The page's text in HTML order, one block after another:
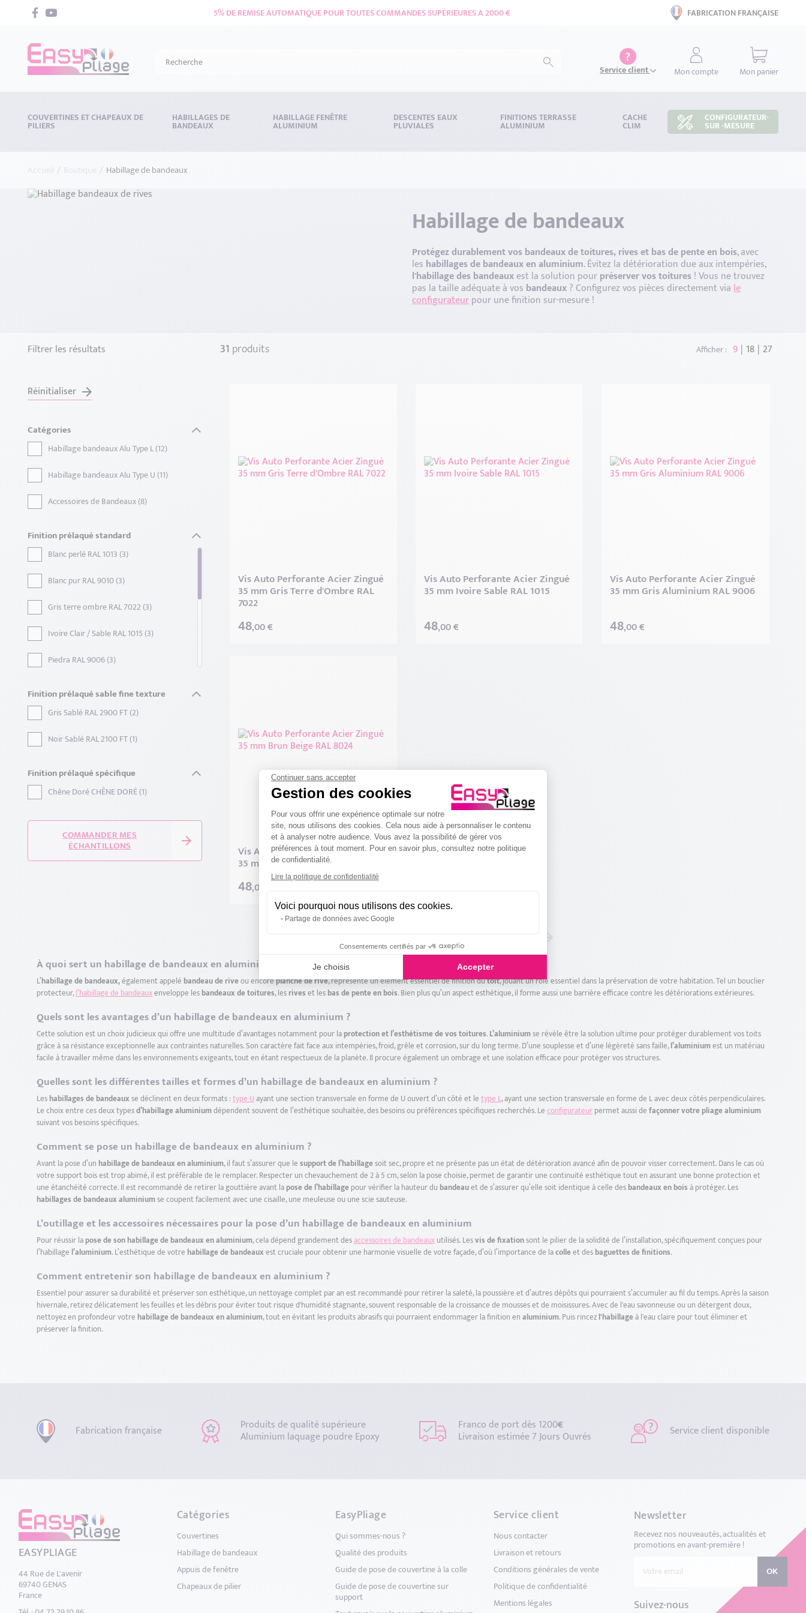
5% DE REMISE AUTOMATIQUE POUR TOUTES COMMANDES SUPÉRIEURES A 2000 € FABRICATION FRANÇAISE
?
Service client Mon compte Mon panier
COUVERTINES ET CHAPEAUX DE
PILIERS
HABILLAGES DE
BANDEAUX
HABILLAGE FENÊTRE
ALUMINIUM
DESCENTES EAUX
PLUVIALES
FINITIONS TERRASSE
ALUMINIUM
CACHE
CLIM
CONFIGURATEUR-
SUR -MESURE
Accueil Boutique Habillage de bandeaux
Habillage de bandeaux
Protégez durablement vos bandeaux de toitures, rives et bas de pente en bois, avec
les habillages de bandeaux en aluminium. Évitez la détérioration due aux intempéries,
l'habillage des bandeauxest la solution pourpréserver vos toitures! Vous ne trouvez
pas la taille adéquate à vos bandeaux? Configurez vos pièces directement viale
configurateurpour une finition sur-mesure !
Filtrer les résultats 31 produits Afficher : 9 18 27
Réinitialiser
Catégories
Habillage bandeaux Alu Type L (12)
Habillage bandeaux Alu Type U (11)
Accessoires de Bandeaux (8)
Finition prélaqué standard
Blanc perlé RAL 1013 (3)
Blanc pur RAL 9010 (3)
Gris terre ombre RAL 7022 (3)
Ivoire Clair / Sable RAL 1015 (3)
Piedra RAL 9006 (3)
Gris Anthracite RAL 7016 (2)
Gris Platine RAL 7036 (2)
Noir Foncé RAL 9005 (2)
Gris Beige RAL 7006 (1)
Finition prélaqué sable fine texture
Gris Sablé RAL 2900 FT (2)
Noir Sablé RAL 2100 FT (1)
Finition prélaqué spécifique
Chêne Doré CHÊNE DORÉ (1)
COMMANDER MES
ÉCHANTILLONS
Vis Auto Perforante Acier Zingué
35 mm Gris Terre d'Ombre RAL
7022
48,00 €
Vis Auto Perforante Acier Zingué
35 mm Ivoire Sable RAL 1015
48,00 €
Vis Auto Perforante Acier Zingué
35 mm Gris Aluminium RAL 9006
48,00 €
Vis Auto Perforante Acier Zingué
35 mm Brun Beige RAL 8024
48,00 €
Suivant
À quoi sert un habillage de bandeaux en aluminium ?
L’habillage de bandeaux,également appelé bandeau de riveou encoreplanche de rive, représente un élément essentiel de finition dutoit, jouant un rôle essentiel dans la préservation de votre habitation. Tel un bouclier
protecteur,l’habillage de bandeauxenveloppe lesbandeaux de toitures, lesriveset lesbas de pente en bois. Bien plus qu’un aspect esthétique, il forme aussi une barrière efficace contre les détériorations extérieures.
Quels sont les avantages d’un habillage de bandeaux en aluminium ?
Cette solution est un choix judicieux qui offre une multitude d’avantages notamment pour laprotection et l’esthétisme de vos toitures.L’aluminiumse révèle être la solution ultime pour protéger durablement vos toits
grâce à sa résistance exceptionnelle aux contraintes naturelles. Son caractère fait face aux intempéries, froid, grêle et corrosion, sur du long terme. D’une souplesse et d’une légèreté sans faille,l’aluminiumest un matériau
facile à travailler même dans les environnements exigeants, tout en étant respectueux de la planète. Il procure également un ombrage et une isolation efficace pour protéger vos structures.
Quelles sont les différentes tailles et formes d’un habillage de bandeaux en aluminium ?
Leshabillages de bandeauxse déclinent en deux formats :type Uayant une section transversale en forme de U ouvert d’un côté et letype L, ayant une section transversale en forme de L avec deux côtés perpendiculaires.
Le choix entre ces deux typesd’habillage aluminiumdépendent souvent de l’esthétique souhaitée, des besoins ou préférences spécifiques recherchés. Leconfigurateurpermet aussi defaçonner votre pliage aluminium
suivant vos besoins spécifiques.
Comment se pose un habillage de bandeaux en aluminium ?
Avant la pose d’un habillage de bandeaux en aluminium, il faut s’assurer que lesupport de l’habillagesoit sec, propre et ne présente pas un état de détérioration avancé afin de pouvoir visser correctement. Dans le cas où
votre support bois est trop abimé, il est préférable de le remplacer. Respecter un chevauchement de 2 à 5 cm, selon la pose choisie, permet de garantir une continuité esthétique tout en assurant une bonne protection et
une étanchéité correcte. Il est recommandé de retirer la gouttière avant lapose de l’habillagepour vérifier la hauteur du bandeauet de s’assurer qu’elle soit identique à celle desbandeaux en boisà protéger. Les
habillages de bandeaux aluminiumse coupent facilement avec une cisaille, une meuleuse ou une scie sauteuse.
L’outillage et les accessoires nécessaires pour la pose d’un habillage de bandeaux en aluminium
Pour réussir lapose de son habillage de bandeaux en aluminium, cela dépend grandement desaccessoires de bandeauxutilisés. Lesvis de fixationsont le pilier de la solidité de l’installation, spécifiquement conçues pour
l’habillage l’aluminium. L’esthétique de votre habillage de bandeauxest cruciale pour obtenir une harmonie visuelle de votre façade, d’où l’importance de lacolleet desbaguettes de finitions.
Comment entretenir son habillage de bandeaux en aluminium ?
Essentiel pour assurer sa durabilité et préserver son esthétique, un nettoyage complet par an est recommandé pour retirer la saleté, la poussière et d’autres dépôts qui pourraient s’accumuler au fil du temps. Après la saison
hivernale, retirez délicatement les feuilles et les débris pour éviter tout risque d'humidité stagnante, souvent responsable de la croissance de mousses et de moisissures. Avec de l'eau savonneuse ou un détergent doux,
nettoyez en profondeur votre habillage de bandeaux en aluminium, tout en évitant les produits abrasifs qui pourraient endommager la finition enaluminium. Puis rincezl'habillageà l'eau claire pour tout éliminer et
préserver la finition.
Fabrication française Produits de qualité supérieure
Aluminium laquage poudre Epoxy
Franco de port dès 1200€
Livraison estimée 7 Jours Ouvrés Service client disponible
EASYPLIAGE
44 Rue de L'avenir
69740 GENAS
France
Catégories
Couvertines
Habillage de bandeaux
Appuis de fenêtre
Chapeaux de pilier
EasyPliage
Qui sommes-nous ?
Qualité des produits
Guide de pose de couvertine à la colle
Guide de pose de couvertine sur
support
Service client
Nous contacter
Livraison et retours
Conditions générales de vente
Politique de confidentialité
Mentions légales
Newsletter
Recevez nos nouveautés, actualités et
promotions en avant-première !
OK
Suivez-nous
Continuer sans accepter
Gestion des cookies
Plateforme de Gestion du Consentement : Personnalisez vos Options
Pour vous offrir une expérience optimale sur notre
site, nous utilisons des cookies. Cela nous aide à personnaliser le contenu
et à analyser notre audience. Vous avez la possibilité de gérer vos
préférences à tout moment. Pour en savoir plus, consultez notre politique
de confidentialité.
Lire la politique de confidentialité
Voici pourquoi nous utilisons des cookies.
Partage de données avec Google
Consentements certifiés par
Je choisis Accepter
Axeptio consent